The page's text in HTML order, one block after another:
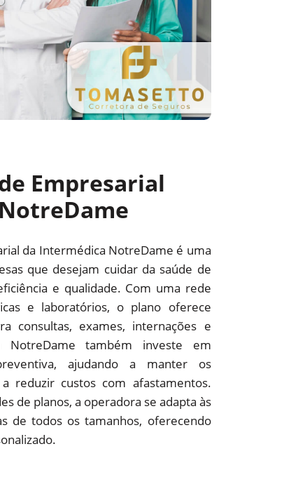
Empresarial
da Intermédica NotreDame é uma
que desejam cuidar da saúde de
e qualidade. Com uma rede
e laboratórios, o plano oferece
consultas, exames, internações e
NotreDame também investe em
ajudando a manter os
reduzir custos com afastamentos.
de planos, a operadora se adapta às
de todos os tamanhos, oferecendo